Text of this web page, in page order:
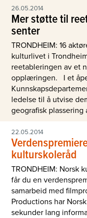
26.05.2014
Mer støtte til
senter
TRONDHEIM: 16
kulturlivet i
reetableringen av et
opplæringen. I et
ledelse til å utvise
geografisk plassering
22.05.2014
kulturskoleråd
TRONDHEIM: Norsk
får du en
samarbeid med
Productions har
sekunder lang